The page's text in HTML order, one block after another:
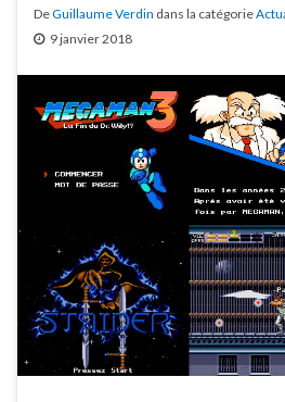
DeGuillaume Verdin dans la catégorie
9 janvier 2018